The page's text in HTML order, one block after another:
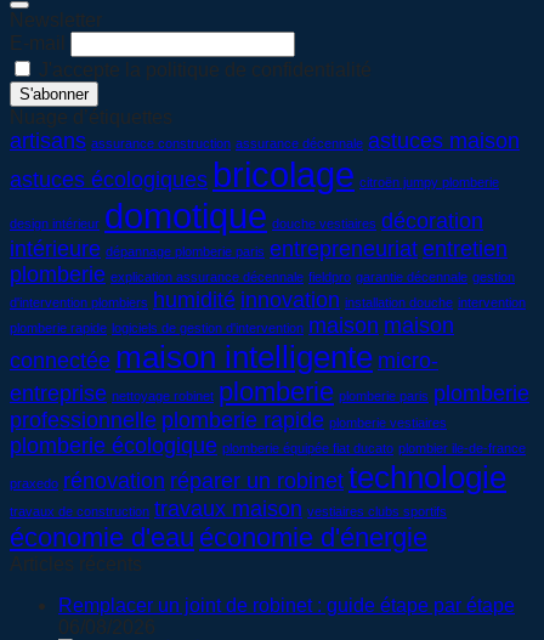
Newsletter
E-mail
J'accepte la politique de confidentialité
Nuage d’étiquettes
artisans assurance construction assurance décennale astuces maison
astuces écologiques bricolage citroën jumpy plomberie
design intérieur domotique douche vestiaires décoration
intérieure dépannage plomberie paris entrepreneuriat entretien
plomberie explication assurance décennale fieldpro garantie décennale gestion
d'intervention plombiers humidité innovation installation douche intervention
plomberie rapide logiciels de gestion d'intervention maison maison
connectée maison intelligente micro-
entreprise nettoyage robinet plomberie plomberie paris plomberie
professionnelle plomberie rapide plomberie vestiaires
plomberie écologique plomberie équipée fiat ducato plombier ile-de-france
praxedo rénovation réparer un robinet technologie
travaux de construction travaux maison vestiaires clubs sportifs
économie d'eau économie d'énergie
Articles récents
Remplacer un joint de robinet : guide étape par étape
06/08/2026